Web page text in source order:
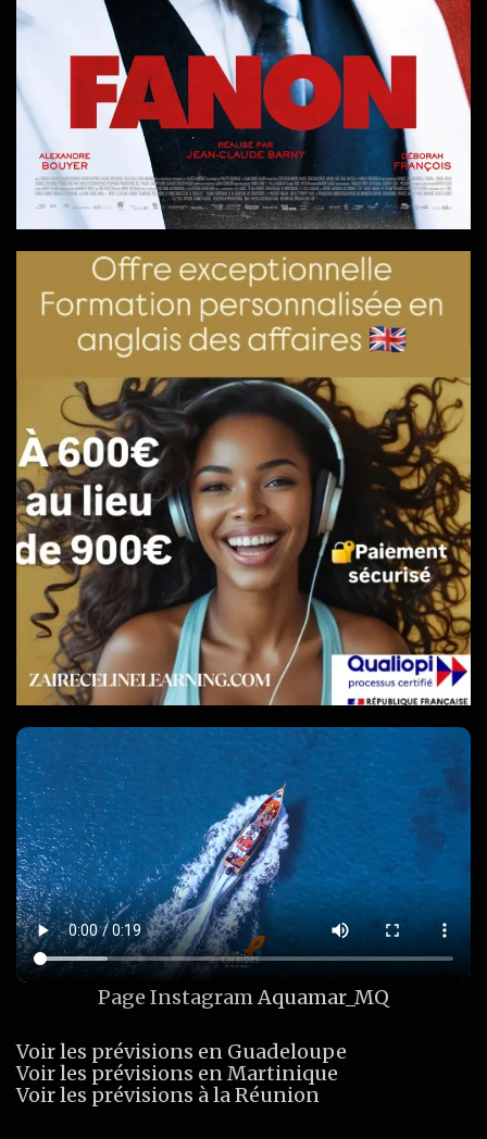
Page InstagramAquamar_MQ
Voir les prévisions en Guadeloupe
Voir les prévisions en Martinique
Voir les prévisions à la Réunion